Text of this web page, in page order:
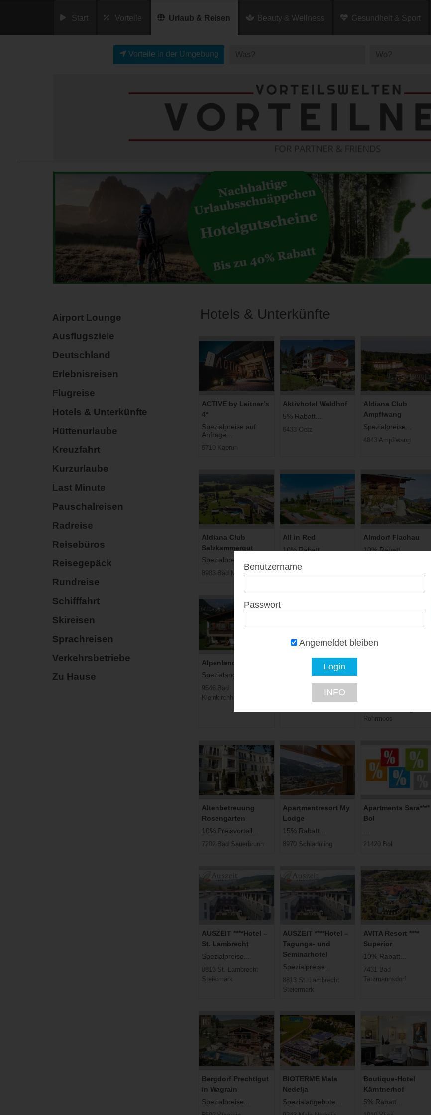
Start Vorteile Urlaub & Reisen Beauty & Wellness Gesundheit & Sport
Vorteile in der Umgebung
Airport Lounge
Ausflugsziele
Deutschland
Erlebnisreisen
Flugreise
Hotels & Unterkünfte
Hüttenurlaube
Kreuzfahrt
Kurzurlaube
Last Minute
Pauschalreisen
Radreise
Reisebüros
Reisegepäck
Rundreise
Schifffahrt
Skireisen
Sprachreisen
Verkehrsbetriebe
Zu Hause
Hotels & Unterkünfte
ACTIVE by Leitner’s
4*
Spezialpreise auf
Anfrage...
5710 Kaprun
Aktivhotel Waldhof
5% Rabatt...
6433 Oetz
Aldiana Club
Ampflwang
Spezialpreise...
4843 Ampflwang
Aldiana Club
Salzkammergut
Spezialpreise...
8983 Bad Mitterndorf
All in Red
10% Rabatt...
Almdorf Flachau
10% Rabatt...
Alpenlandhof
Spezialangebote...
9546 Bad
Kleinkirchheim
Alpin Resort
Bis zu 15% Rabatt...
Rohrmoos
Altenbetreuung
Rosengarten
10% Preisvorteil...
7202 Bad Sauerbrunn
Apartmentresort My
Lodge
15% Rabatt...
8970 Schladming
Apartments Sara****
Bol
21420 Bol
AUSZEIT ****Hotel –
St. Lambrecht
Spezialpreise...
8813 St. Lambrecht
Steiermark
AUSZEIT ****Hotel –
Tagungs- und
Seminarhotel
Spezialpreise...
8813 St. Lambrecht
Steiermark
AVITA Resort ​****
Superior
10% Rabatt...
7431 Bad
Tatzmannsdorf
Bergdorf Prechtlgut
in Wagrain
Spezialpreise...
BIOTERME Mala
Nedelja
Spezialangebote...
Boutique-Hotel
Kärntnerhof
5% Rabatt...
Benutzername
Passwort
Angemeldet bleiben
INFO